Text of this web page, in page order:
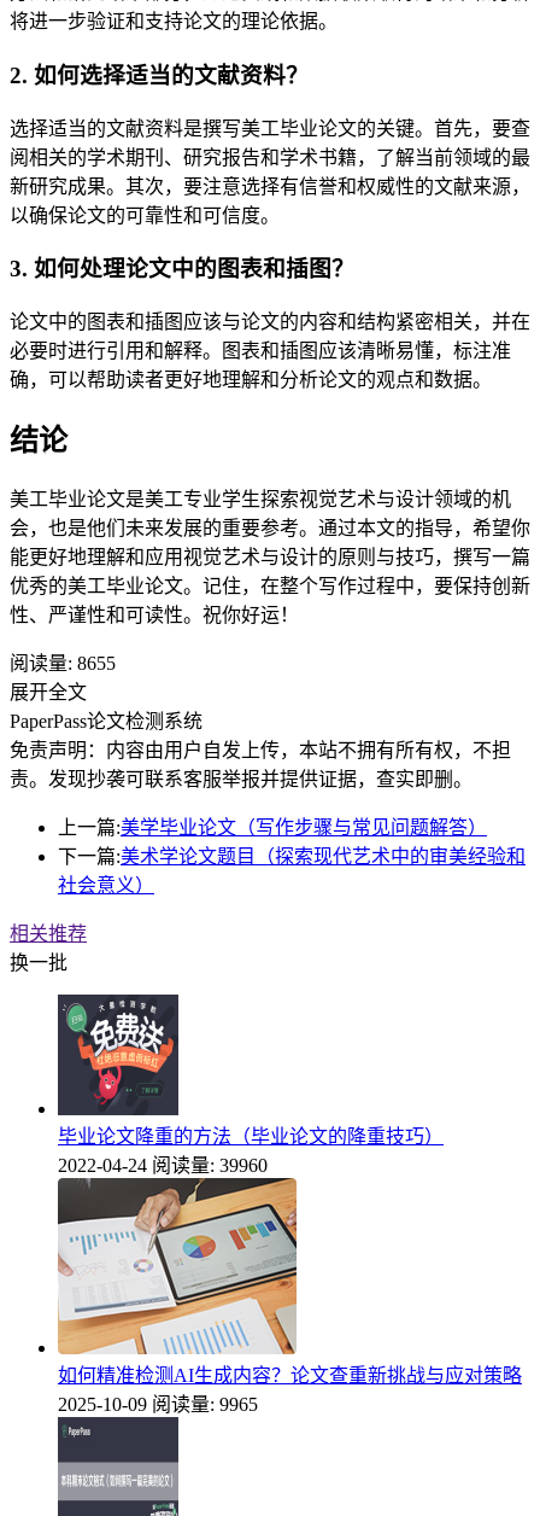
将进一步验证和支持论文的理论依据。
2. 如何选择适当的文献资料？
选择适当的文献资料是撰写美工毕业论文的关键。首先，要查
阅相关的学术期刊、研究报告和学术书籍，了解当前领域的最
新研究成果。其次，要注意选择有信誉和权威性的文献来源，
以确保论文的可靠性和可信度。
3. 如何处理论文中的图表和插图？
论文中的图表和插图应该与论文的内容和结构紧密相关，并在
必要时进行引用和解释。图表和插图应该清晰易懂，标注准
确，可以帮助读者更好地理解和分析论文的观点和数据。
结论
美工毕业论文是美工专业学生探索视觉艺术与设计领域的机
会，也是他们未来发展的重要参考。通过本文的指导，希望你
能更好地理解和应用视觉艺术与设计的原则与技巧，撰写一篇
优秀的美工毕业论文。记住，在整个写作过程中，要保持创新
性、严谨性和可读性。祝你好运！
阅读量: 8655
展开全文
PaperPass论文检测系统
免责声明：内容由用户自发上传，本站不拥有所有权，不担
责。发现抄袭可联系客服举报并提供证据，查实即删。
上一篇:美学毕业论文（写作步骤与常见问题解答）
下一篇:美术学论文题目（探索现代艺术中的审美经验和
社会意义）
相关推荐
换一批
毕业论文降重的方法（毕业论文的降重技巧）
2022-04-24 阅读量: 39960
如何精准检测AI生成内容？论文查重新挑战与应对策略
2025-10-09 阅读量: 9965